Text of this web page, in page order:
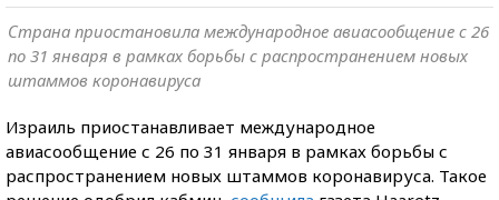
Страна приостановила международное авиасообщение с 26
по 31 января в рамках борьбы с распространением новых
штаммов коронавируса
Израиль приостанавливает международное
авиасообщение с 26 по 31 января в рамках борьбы с
распространением новых штаммов коронавируса. Такое